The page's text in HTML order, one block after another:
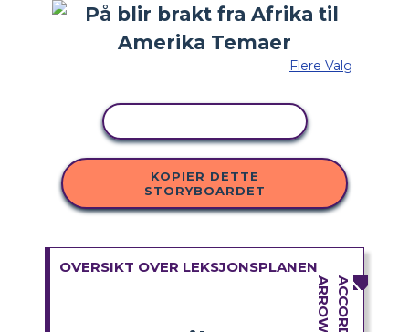
Flere Valg
KOPIER DETTE
STORYBOARDET
OVERSIKT OVER LEKSJONSPLANEN